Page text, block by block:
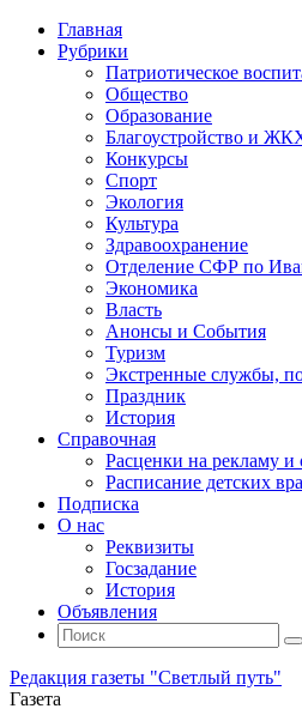
Главная
Рубрики
Патриотическое
Общество
Образование
Благоустройство и
Конкурсы
Спорт
Экология
Культура
Здравоохранение
Отделение СФР по
Экономика
Власть
Анонсы и События
Туризм
Экстренные службы,
Праздник
История
Справочная
Расценки на рекламу и
Расписание детских
Подписка
О нас
Реквизиты
Госзадание
История
Объявления
Поиск
Искать:
Редакция газеты "Светлый путь"
Газета